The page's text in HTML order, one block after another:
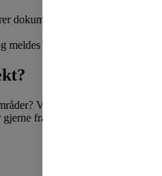
dokumentasjonen og inspiserer
meldes inn i byggesaken.
Vi har erfaringen og
fra dere.